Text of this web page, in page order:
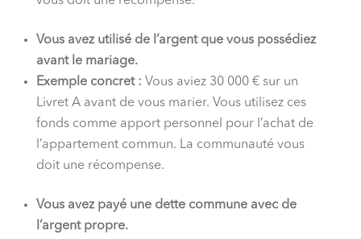
Vous avez utilisé de l’argent que vous possédiez
avant le mariage.
Exemple concret : Vous aviez 30 000 € sur un
Livret A avant de vous marier. Vous utilisez ces
fonds comme apport personnel pour l’achat de
l’appartement commun. La communauté vous
doit une récompense.
Vous avez payé une dette commune avec de
l’argent propre.